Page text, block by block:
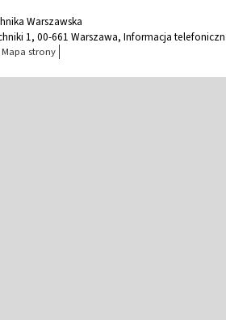
Warszawska
1, 00-661 Warszawa, Informacja
Mapa strony